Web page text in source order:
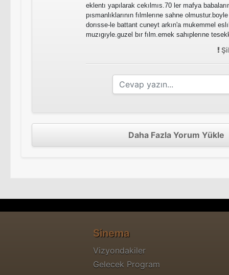
eklentı yapılarak cekılmıs.70 ler mafya
pısmanlıklarının fılmlerıne sahne olmustur.boyle
dorısse-le battant cuneyt arkın'a mukemmel
muzıgıyle.guzel bır fılm.emek sahıplerıne
Daha Fazla Yorum Yükle
Sinema
Vizyondakiler
Gelecek Program